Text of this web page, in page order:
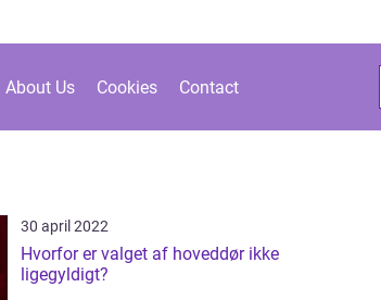
About Us Cookies Contact
30 april 2022
Hvorfor er valget af hoveddør ikke
ligegyldigt?